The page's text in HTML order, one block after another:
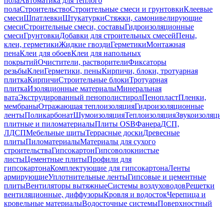
полаСтроительствоСтроительные смеси и грунтовкиКлеевые
смесиШпатлевкиШтукатуркиСтяжки, самонивелирующие
смесиСтроительные смеси, составыГидроизоляционные
смесиГрунтовкиДобавки для строительных смесейПены,
клеи, герметикиЖидкие гвоздиГерметикиМонтажная
пенаКлеи для обоевКлеи для напольных
покрытийОчистители, растворителиФиксаторы
резьбыКлеиГерметики, пеныКирпичи, блоки, тротуарная
плиткаКирпичиСтроительные блокиТротуарная
плиткаИзоляционные материалыМинеральная
ватаЭкструдированный пенополистиролПенопластПленки,
мембраныОтражающая теплоизоляцияГидроизоляционные
лентыПоликарбонатШумоизоляцияТеплоизоляция
плитные и пиломатериалыПлиты OSBФанераДСП,
ЛДСПМебельные щитыТеррасные доскиДревесные
плитыПиломатериалыМатериалы для сухого
строительстваГипсокартонГипсоволокнистые
листыЦементные плитыПрофили для
гипсокартонаКомплектующие для гипсокартонаЛенты
армирующиеУплотнительные лентыГипсовые и цементные
плитыВентиляторы вытяжныеСистемы воздуховодовРешетки
вентиляционные, диффузорыКровля и водостокЧерепица и
кровельные материалыВодосточные системыПоверхностный